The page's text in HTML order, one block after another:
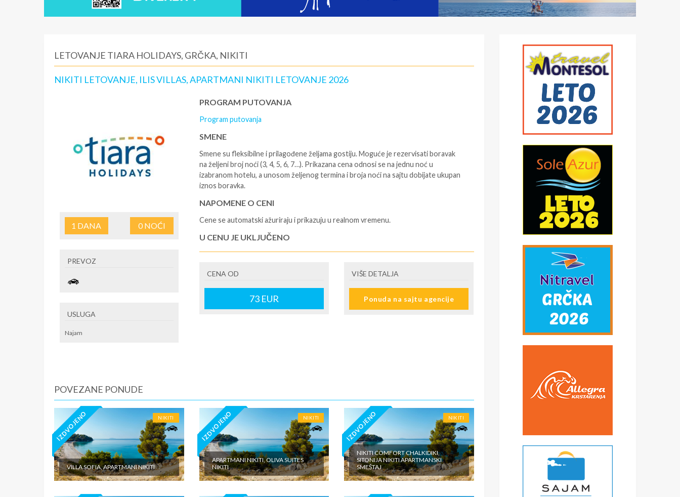
LETOVANJE TIARA HOLIDAYS, GRČKA, NIKITI
NIKITI LETOVANJE, ILIS VILLAS, APARTMANI NIKITI LETOVANJE 2026
1 DANA 0NOĆI
PREVOZ
USLUGA
Najam
PROGRAM PUTOVANJA
Program putovanja
SMENE
Smene su fleksibilne i prilagođene željama gostiju. Moguće je rezervisati boravak
na željeni broj noći (3, 4, 5, 6, 7…). Prikazana cena odnosi se na jednu noć u
izabranom hotelu, a unosom željenog termina i broja noći na sajtu dobijate ukupan
iznos boravka.
NAPOMENE O CENI
Cene se automatski ažuriraju i prikazuju u realnom vremenu.
U CENU JE UKLJUČENO
- rezervisane i potvrđene usluge u izabranoj smeštajnoj jedinici prema opisu -
putovanja
- boravišne takse (naknada za otpornost na klimatsku krizu) na destinaciji, plaćaju
plaćaju u valuti domicilne zemlje na licu mesta. - individualne troškove
CENA OD
73EUR
VIŠE DETALJA
Ponuda na sajtu agencije
POVEZANE PONUDE
IZDVOJENO NIKITI
VILLA SOFIA, APARTMANI NIKITI
IZDVOJENO NIKITI
APARTMANI NIKITI, OLIVA SUITES
NIKITI
IZDVOJENO NIKITI
NIKITI COMFORT CHALKIDIKI,
SITONIJA NIKITI APARTMANSKI
SMEŠTAJ